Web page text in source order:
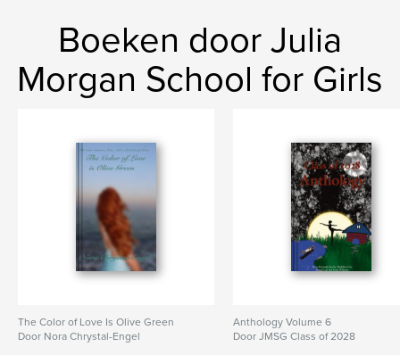
Boeken door Julia
Morgan School for Girls
The Color of Love Is Olive Green
Door Nora Chrystal-Engel
Anthology Volume 6
Door JMSG Class of 2028